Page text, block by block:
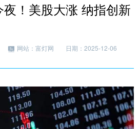
！美股大涨 纳指创新
网站：富灯网
日期：2025-12-06